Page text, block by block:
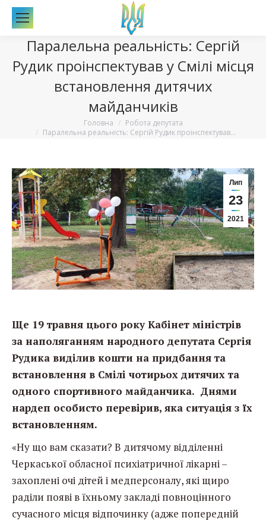
Паралельна реальність: Сергій
Рудик проінспектував у Смілі місця
встановлення дитячих
майданчиків
Головна
Робота депутата
Паралельна реальність: Сергій Рудик проінспектував…
Лип
23
2021
Ще 19 травня цього року Кабінет міністрів
за наполяганням народного депутата Сергія
Рудика виділив кошти на придбання та
встановлення в Смілі чотирьох дитячих та
одного спортивного майданчика. Днями
нардеп особисто перевірив, яка ситуація з їх
встановленням.
«Ну що вам сказати? В дитячому відділенні
Черкаської обласної психіатричної лікарні –
захоплені очі дітей і медперсоналу, які щиро
раділи появі в їхньому закладі повноцінного
сучасного місця відпочинку (адже попередній